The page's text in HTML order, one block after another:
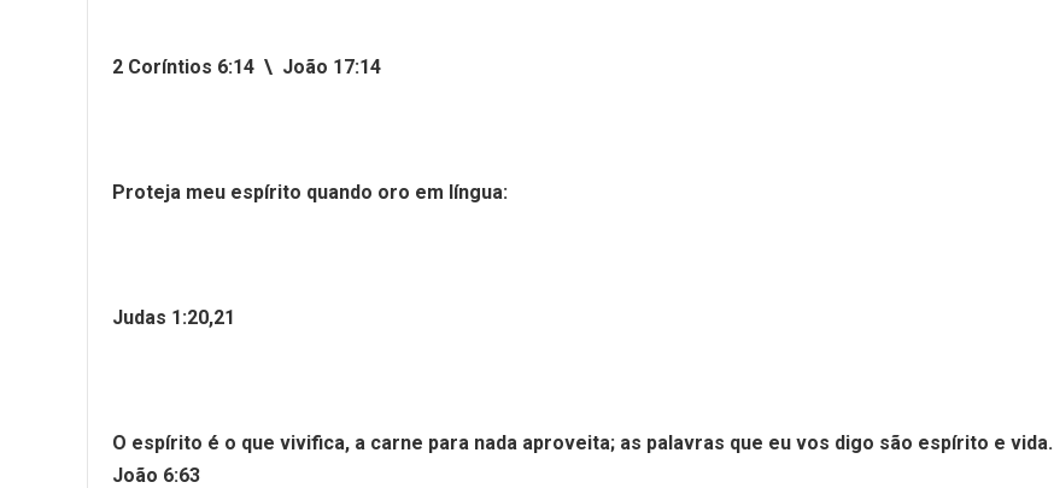
2 Coríntios 6:14 \ João 17:14
Proteja meu espírito quando oro em língua:
Judas 1:20,21
O espírito é o que vivifica, a carne para nada aproveita; as palavras que eu vos digo são espírito e vida.
João 6:63